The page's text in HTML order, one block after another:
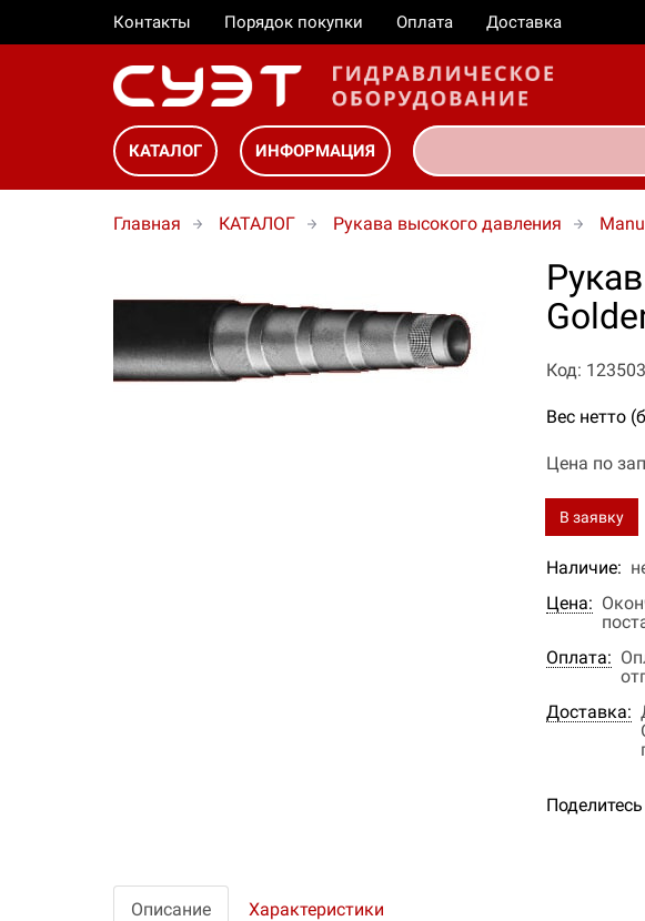
Контакты Порядок покупки Оплата Доставка
КАТАЛОГ ИНФОРМАЦИЯ
Главная КАТАЛОГ Рукава высокого давления
Код:
Вес нетто
Цена по
В заявку
Наличие:
Цена:
Оплата:
Доставка:
Описание Характеристики